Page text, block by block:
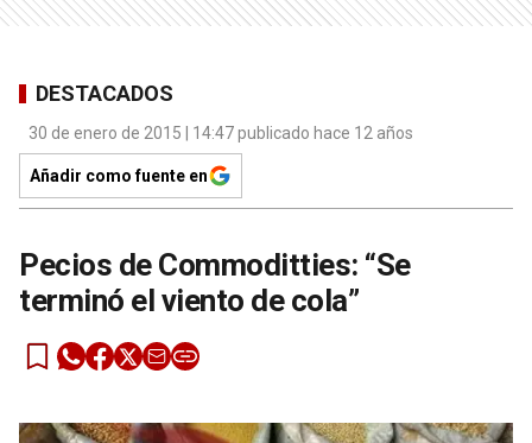
DESTACADOS
30 de enero de 2015 | 14:47 publicado hace 12 años
Añadir como fuente en
Pecios de Commoditties: “Se
terminó el viento de cola”